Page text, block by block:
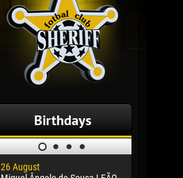
Birthdays
26 August